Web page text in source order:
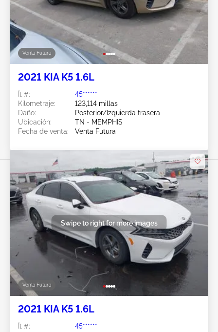
Venta Futura
2021 KIA K5 1.6L
Ít #:
45******
Kilometraje:
123,114 millas
Daño:
Posterior/Izquierda trasera
Ubicación:
TN - MEMPHIS
Fecha de venta:
Venta Futura
Venta Futura
Swipe to right for more images
2021 KIA K5 1.6L
Ít #:
45******